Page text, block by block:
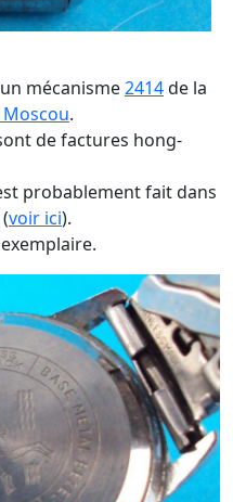
mécanisme2414de la
.
de factures hong-
probablement fait dans
voir ici).